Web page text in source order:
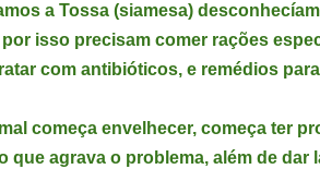
a Tossa (siamesa)
isso precisam comer rações
com antibióticos, e remédios
começa envelhecer, começa ter
que agrava o problema, além de